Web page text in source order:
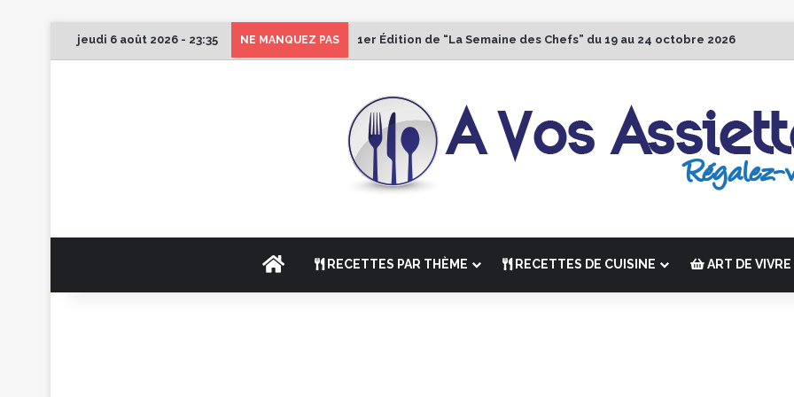
jeudi 6 août 2026 - 23:35 NE MANQUEZ PAS 1er Édition de “La Semaine des Chefs” du 19 au 24 octobre 2026
ACCUEILRECETTES PAR THÈME RECETTES DE CUISINE ART DE VIVRE